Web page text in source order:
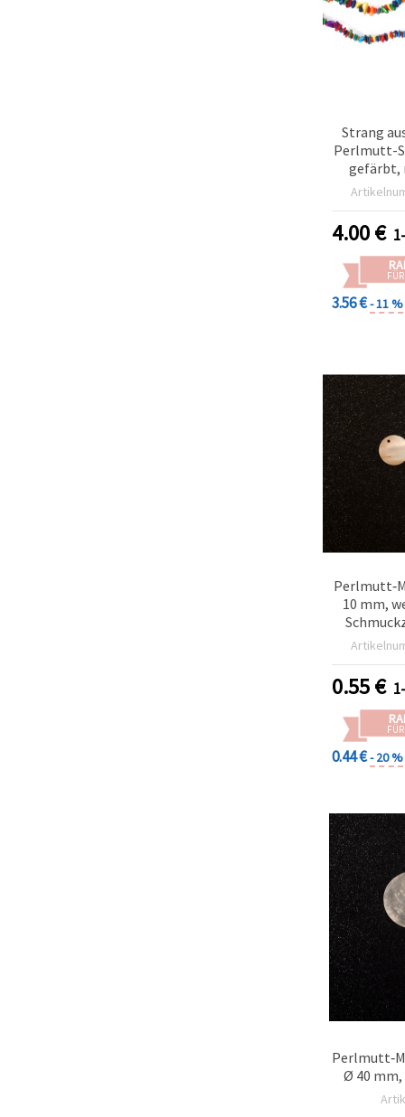
Strang
Perlmutt-
gefärbt,
ca.
4.00€
3.56 €- 11 %
10 mm,
0.55€
0.44 €- 20 %
Ø 40